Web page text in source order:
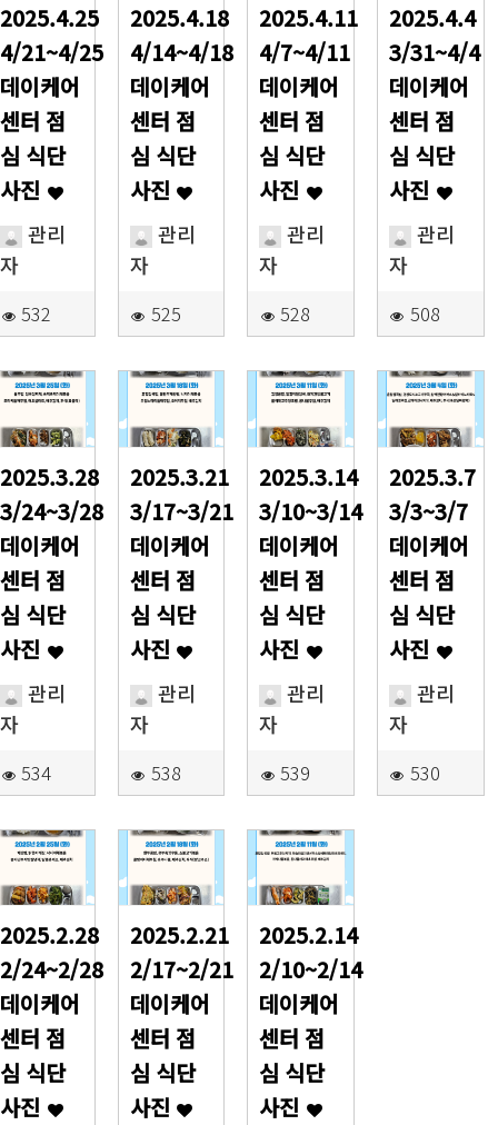
2025.4.25
4/21~4/25
데이케어
센터 점
심 식단
사진
관리
자
532
2025.4.18
4/14~4/18
데이케어
센터 점
심 식단
사진
관리
자
525
2025.4.11
4/7~4/11
데이케어
센터 점
심 식단
사진
관리
자
528
2025.4.4
3/31~4/4
데이케어
센터 점
심 식단
사진
관리
자
508
2025.3.28
3/24~3/28
데이케어
센터 점
심 식단
사진
관리
자
534
2025.3.21
3/17~3/21
데이케어
센터 점
심 식단
사진
관리
자
538
2025.3.14
3/10~3/14
데이케어
센터 점
심 식단
사진
관리
자
539
2025.3.7
3/3~3/7
데이케어
센터 점
심 식단
사진
관리
자
530
2025.2.28
2/24~2/28
데이케어
센터 점
심 식단
사진
2025.2.21
2/17~2/21
데이케어
센터 점
심 식단
사진
2025.2.14
2/10~2/14
데이케어
센터 점
심 식단
사진